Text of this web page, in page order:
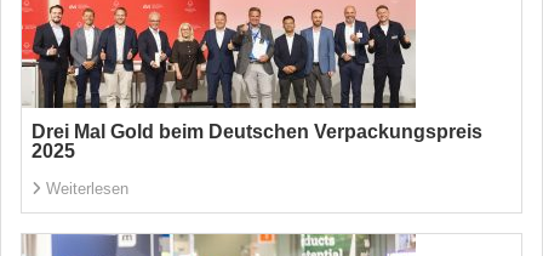
Drei Mal Gold beim Deutschen Verpackungspreis
2025
Weiterlesen